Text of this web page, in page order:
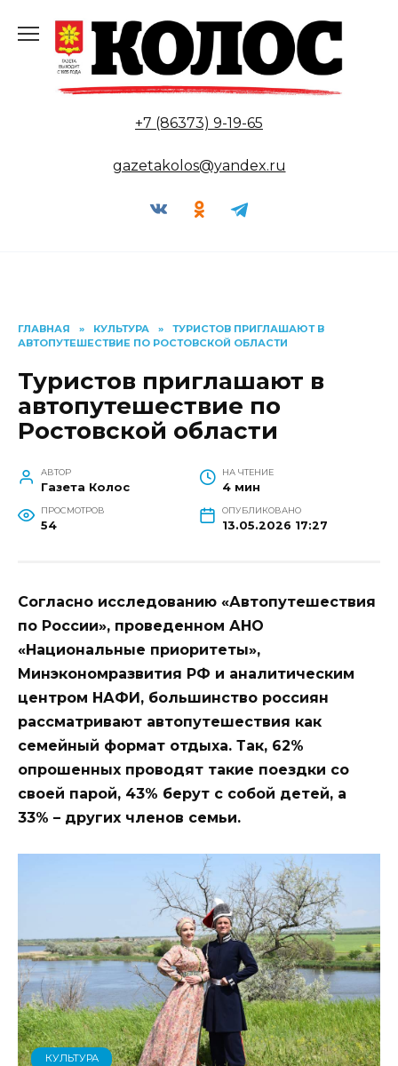
содержанию
+7 (86373) 9-19-65
gazetakolos@yandex.ru
ГЛАВНАЯ » КУЛЬТУРА »
ТУРИСТОВ ПРИГЛАШАЮТ В
АВТОПУТЕШЕСТВИЕ ПО РОСТОВСКОЙ ОБЛАСТИ
Туристов приглашают в
автопутешествие по
Ростовской области
АВТОР
Газета Колос
НА ЧТЕНИЕ
4 мин
ПРОСМОТРОВ
54
ОПУБЛИКОВАНО
13.05.2026 17:27
Согласно исследованию «Автопутешествия
по России», проведенном АНО
«Национальные приоритеты»,
Минэкономразвития РФ и аналитическим
центром НАФИ, большинство россиян
рассматривают автопутешествия как
семейный формат отдыха. Так, 62%
опрошенных проводят такие поездки со
своей парой, 43% берут с собой детей, а
33% – других членов семьи.
КУЛЬТУРА